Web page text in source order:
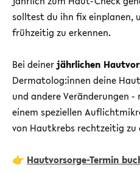
solltest du ihn fix einplanen,
frühzeitig zu erkennen.
Bei deinerjährlichen
Dermatolog:innen deine
und andere Veränderungen
einem speziellen
von Hautkrebs rechtzeitig zu
👉 Hautvorsorge-Termin